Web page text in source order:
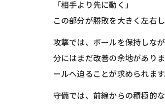
「相手より先に動く」
この部分が勝敗を大きく左右し
攻撃では、ボールを保持しな
分にはまだ改善の余地があり
ールへ迫ることが求められます
守備では、前線からの積極的